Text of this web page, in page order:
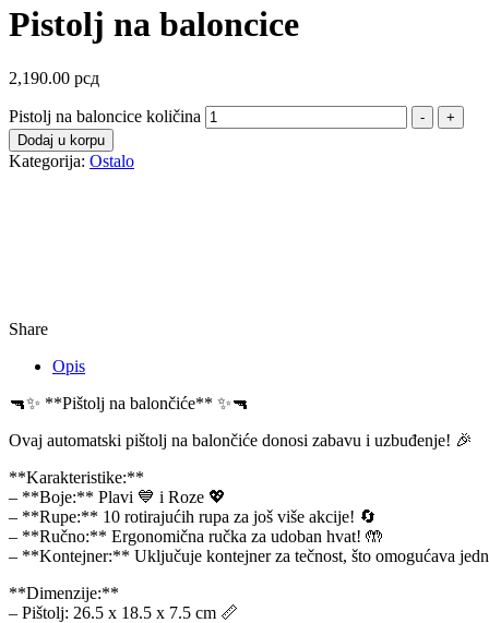
Pistolj na baloncice
2,190.00 рсд
Pistolj na baloncice količina -
+
Dodaj u korpu
Kategorija: Ostalo
Share
Opis
🔫✨ **Pištolj na balončiće** ✨🔫
Ovaj automatski pištolj na balončiće donosi zabavu i uzbuđenje! 🎉
**Karakteristike:**
– **Boje:** Plavi 💙 i Roze 💖
– **Rupe:** 10 rotirajućih rupa za još više akcije! 🔄
– **Ručno:** Ergonomična ručka za udoban hvat! 🤲
– **Kontejner:** Uključuje kontejner za tečnost, što omogućava
**Dimenzije:**
– Pištolj: 26.5 x 18.5 x 7.5 cm 📏